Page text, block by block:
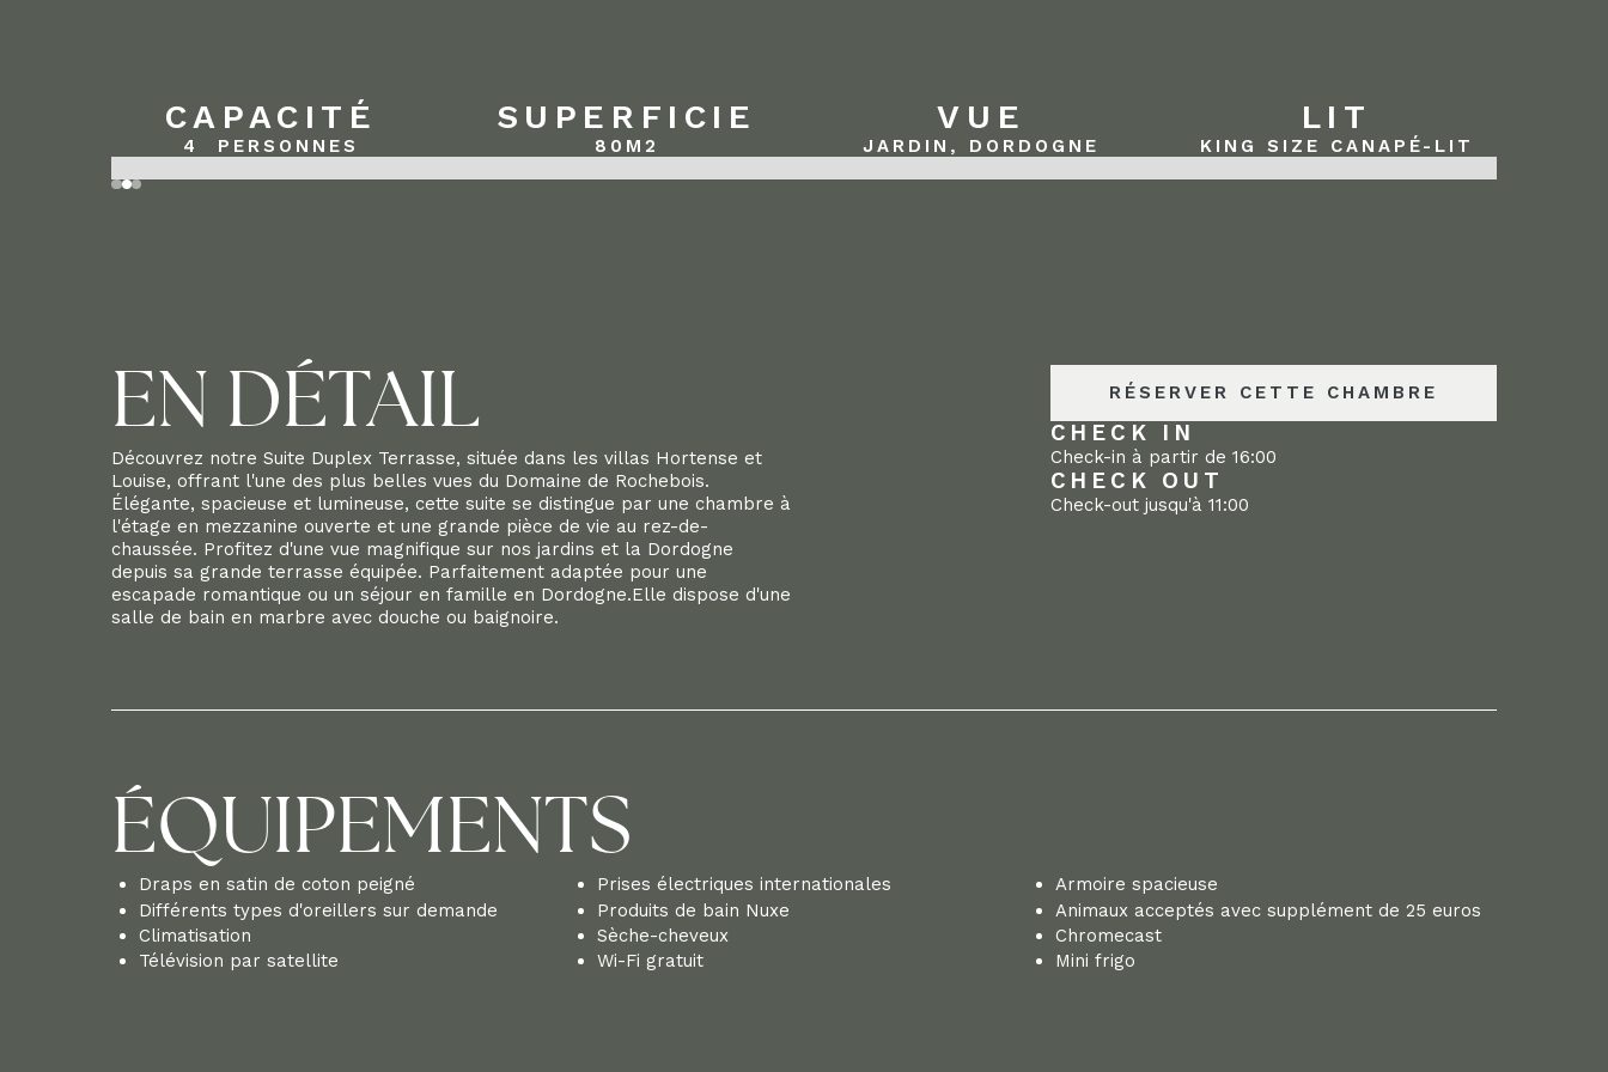
CAPACITÉ
4 PERSONNES
SUPERFICIE
80 M2
VUE
JARDIN, DORDOGNE
LIT
KING SIZE CANAPÉ-LIT
Slide 2 of 3.
EN DÉTAIL
Découvrez notre Suite Duplex Terrasse, située dans les villas Hortense et
Louise, offrant l'une des plus belles vues du Domaine de Rochebois.
Élégante, spacieuse et lumineuse, cette suite se distingue par une chambre à
l'étage en mezzanine ouverte et une grande pièce de vie au rez-de-
chaussée. Profitez d'une vue magnifique sur nos jardins et la Dordogne
depuis sa grande terrasse équipée. Parfaitement adaptée pour une
escapade romantique ou un séjour en famille en Dordogne.Elle dispose d'une
salle de bain en marbre avec douche ou baignoire.
RÉSERVER CETTE CHAMBRE
CHECK IN
Check-in à partir de 16:00
CHECK OUT
Check-out jusqu'à 11:00
ÉQUIPEMENTS
Draps en satin de coton peigné
Différents types d'oreillers sur demande
Climatisation
Télévision par satellite
Prises électriques internationales
Produits de bain Nuxe
Sèche-cheveux
Wi-Fi gratuit
Armoire spacieuse
Animaux acceptés avec supplément de 25 euros
Chromecast
Mini frigo